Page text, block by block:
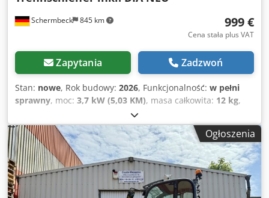
Schermbeck 845 km 999 €
Cena stała plus VAT
Zapytania Zadzwoń
Stan: nowe, Rok budowy: 2026, Funkcjonalność: w pełni
sprawny, moc: 3,7 kW (5,03 KM), masa całkowita: 12 kg,
Wacker Neuson BTS 635s Przecinarka do betonu z tarczą
350 mm NOWA Wacker Neuson BTS 635s Przecinarka do
szczelin / przecinarka – NOWA | Głębokość cięcia 128 mm
| Tarcza 350 mm | Silnik dwusuwowy Numer katalogowy:
5100005408 Dane techniczne: Producent: Wacker Neuson
Model: BTS 635s Stan: NOWY Waga robocza: 11,6 kg
Średnica tarczy: 350 mm Otwór tarczy: 25,4 mm Maks.
Ogłoszenia